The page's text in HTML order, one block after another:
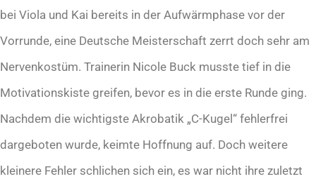
bei Viola und Kai bereits in der Aufwärmphase vor der
Vorrunde, eine Deutsche Meisterschaft zerrt doch sehr am
Nervenkostüm. Trainerin Nicole Buck musste tief in die
Motivationskiste greifen, bevor es in die erste Runde ging.
Nachdem die wichtigste Akrobatik „C-Kugel“ fehlerfrei
dargeboten wurde, keimte Hoffnung auf. Doch weitere
kleinere Fehler schlichen sich ein, es war nicht ihre zuletzt